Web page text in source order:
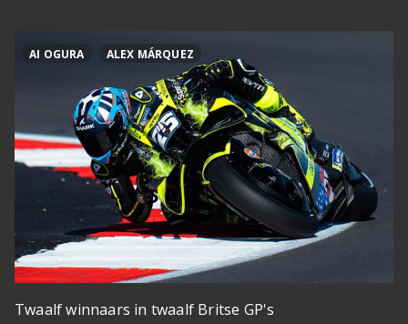
AI OGURA ALEX MÁRQUEZ
Twaalf winnaars in twaalf Britse GP's